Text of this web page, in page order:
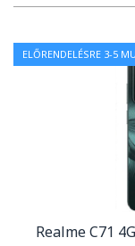
ELŐRENDELÉSRE 3-5
Realme C71